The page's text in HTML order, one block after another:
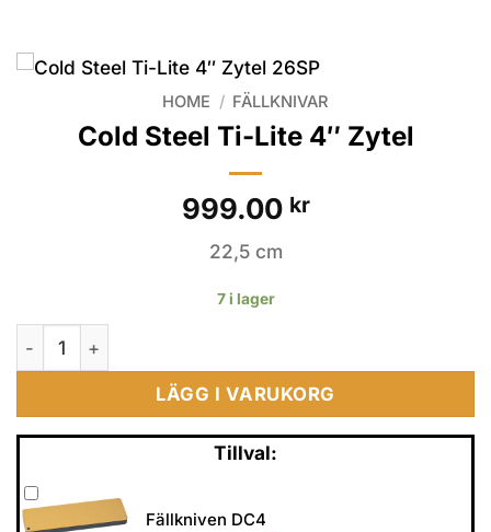
HOME / FÄLLKNIVAR
Cold Steel Ti-Lite 4″ Zytel
999.00 kr
22,5 cm
7 i lager
Cold Steel Ti-Lite 4" Zytel mängd
LÄGG I VARUKORG
Tillval:
Fällkniven DC4